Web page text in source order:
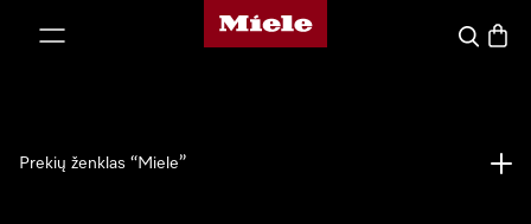
"Miele" pradžios tinklalapis
Paieška
Prekių ženklas “Miele”